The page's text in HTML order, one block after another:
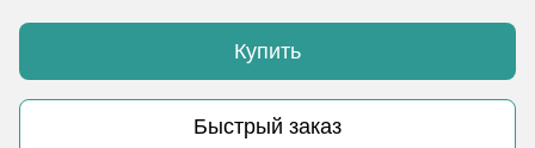
Купить
Быстрый заказ